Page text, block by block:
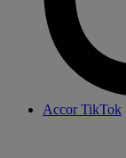
Accor TikTok